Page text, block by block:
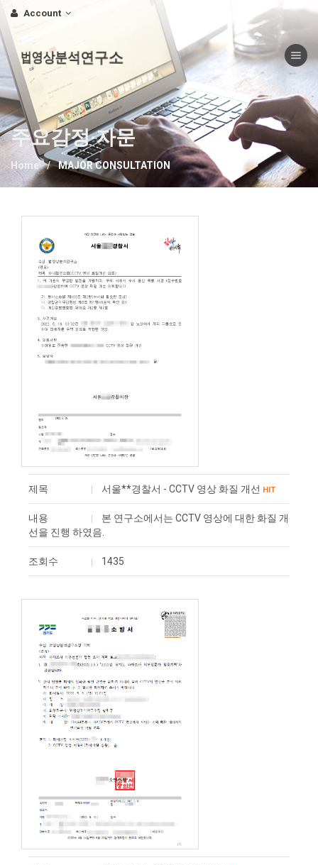
Account
Toggle
법영상분석연구소
주요감정·자문
Home MAJOR CONSULTATION
제목 서울**경찰서 - CCTV 영상 화질 개선 HIT
내용
본 연구소에서는 CCTV 영상에 대한 화질 개
선을 진행 하였음.
조회수 1435